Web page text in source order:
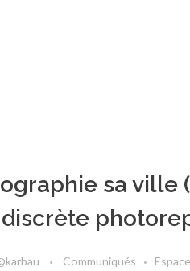
sa ville
discrète
Communiqués